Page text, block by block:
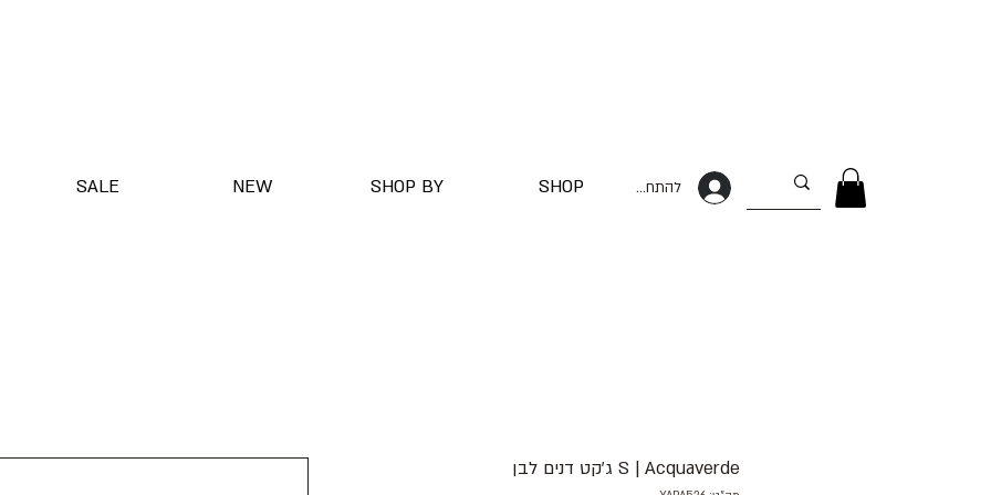
להתחברות SALE NEW SHOP BY SHOP
S | Acquaverde ג׳קט דנים לבן